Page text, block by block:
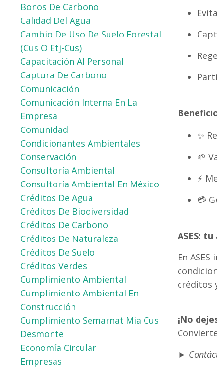
✨
🌱
⚡
💳
ASES:
En
créditos
¡No
►
Bonos De Carbono
Calidad Del Agua
Cambio De Uso De Suelo Forestal
(cus O Etj-Cus)
Capacitación Al Personal
Captura De Carbono
Comunicación
Comunicación Interna En La
Empresa
Comunidad
Condicionantes Ambientales
Conservación
Consultoría Ambiental
Consultoría Ambiental En México
Créditos De Agua
Créditos De Biodiversidad
Créditos De Carbono
Créditos De Naturaleza
Créditos De Suelo
Créditos Verdes
Cumplimiento Ambiental
Cumplimiento Ambiental En
Construcción
Cumplimiento Semarnat Mia Cus
Desmonte
Economía Circular
Empresas